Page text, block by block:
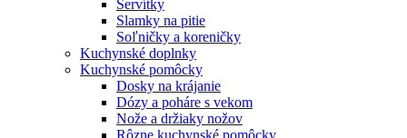
Servítky
Slamky na pitie
Soľničky a koreničky
Kuchynské doplnky
Kuchynské pomôcky
Dosky na krájanie
Dózy a poháre s vekom
Nože a držiaky nožov
Rôzne kuchynské pomôcky